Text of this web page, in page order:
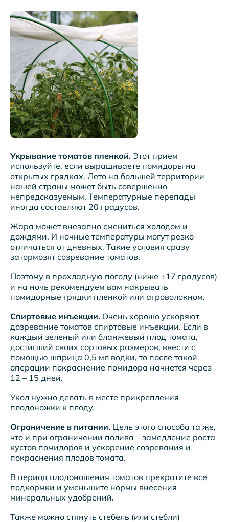
Укрывание томатов пленкой. Этот прием
используйте, если выращиваете помидоры на
открытых грядках. Лето на большей территории
нашей страны может быть совершенно
непредсказуемым. Температурные перепады
иногда составляют 20 градусов.
Жара может внезапно смениться холодом и
дождями. И ночные температуры могут резко
отличаться от дневных. Такие условия сразу
затормозят созревание томатов.
Поэтому в прохладную погоду (ниже +17 градусов)
и на ночь рекомендуем вам накрывать
помидорные грядки пленкой или агроволокном.
Спиртовые инъекции. Очень хорошо ускоряют
дозревание томатов спиртовые инъекции. Если в
каждый зеленый или бланжевый плод томата,
достигший своих сортовых размеров, ввести с
помощью шприца 0,5 мл водки, то после такой
операции покраснение помидора начнется через
12 – 15 дней.
Укол нужно делать в месте прикрепления
плодоножки к плоду.
Ограничение в питании. Цель этого способа та же,
что и при ограничении полива – замедление роста
кустов помидоров и ускорение созревания и
покраснения плодов томата.
В период плодоношения томатов прекратите все
подкормки и уменьшите нормы внесения
минеральных удобрений.
Также можно стянуть стебель (или стебли)